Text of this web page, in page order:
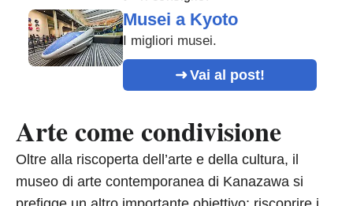
Musei a Kyoto
I migliori musei.
Vai al post!
Arte come condivisione
Oltre alla riscoperta dell’arte e della cultura, il
museo di arte contemporanea di Kanazawa si